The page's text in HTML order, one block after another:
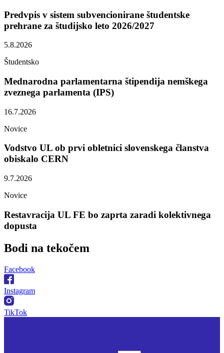
Predvpis v sistem subvencionirane študentske
prehrane za študijsko leto 2026/2027
5.8.2026
Študentsko
Mednarodna parlamentarna štipendija nemškega
zveznega parlamenta (IPS)
16.7.2026
Novice
Vodstvo UL ob prvi obletnici slovenskega članstva
obiskalo CERN
9.7.2026
Novice
Restavracija UL FE bo zaprta zaradi kolektivnega
dopusta
Bodi na tekočem
Facebook
Instagram
TikTok